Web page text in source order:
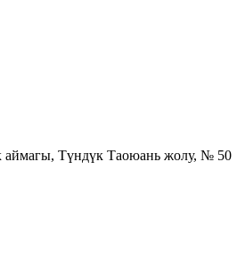
Түндүк Таоюань жолу, № 50